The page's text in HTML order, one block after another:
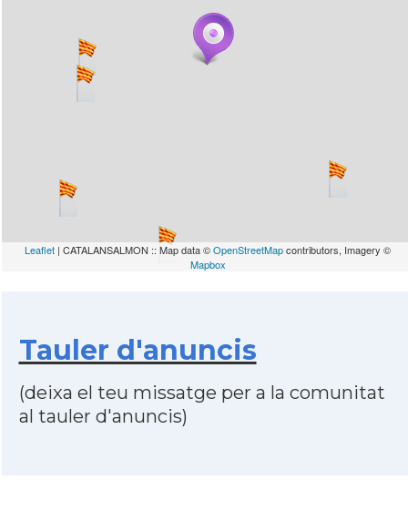
Leaflet | CATALANSALMON :: Map data ©OpenStreetMapcontributors, Imagery ©
Mapbox
Tauler d'anuncis
(deixa el teu missatge per a la comunitat
al tauler d'anuncis)